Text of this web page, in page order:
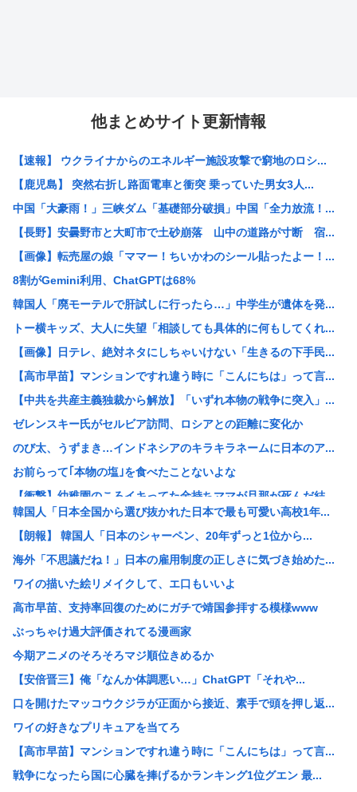
他まとめサイト更新情報
【速報】 ウクライナからのエネルギー施設攻撃で窮地のロシ...
【鹿児島】 突然右折し路面電車と衝突 乗っていた男女3人...
中国「大豪雨！」三峡ダム「基礎部分破損」中国「全力放流！...
【長野】安曇野市と大町市で土砂崩落 山中の道路が寸断 宿...
【画像】転売屋の娘「ママー！ちいかわのシール貼ったよー！...
8割がGemini利用、ChatGPTは68%
韓国人「廃モーテルで肝試しに行ったら…」中学生が遺体を発...
トー横キッズ、大人に失望「相談しても具体的に何もしてくれ...
【画像】日テレ、絶対ネタにしちゃいけない「生きるの下手民...
【高市早苗】マンションですれ違う時に「こんにちは」って言...
【中共を共産主義独裁から解放】「いずれ本物の戦争に突入」...
ゼレンスキー氏がセルビア訪問、ロシアとの距離に変化か
のび太、うずまき…インドネシアのキラキラネームに日本のア...
お前らって｢本物の塩｣を食べたことないよな
【衝撃】幼稚園のころイキってた金持ちママが旦那が死んだ結...
【画像】彼女「ごめーん♡ちょびっツ散らかってるけど上がっ...
【悲報】メディアが使う主語デカ言葉の正体、ガチでこれだっ...
長崎の語り部のお爺ちゃん(84)、学生に『日本も核武装が...
【悲報】弱者中年男性さん、3万払って婚活の練習www
返却査定の厳格化…ソフトバンク、端末2年レンタル改悪へ“...
【悲報】「鶴仙流」とかいう、舞空術の生みの親
【悲報】6日広島・9日長崎に落とされてるのに、よく15日...
【悲報】ワンピース原作者(7年前)「最終回を視野に入れた...
【悲報】若槻千夏さん、変わり果てた姿で発見www
エロ漫画の竿役「あー、一回出すわ」←いやすごすぎるだろw...
【速報】tuki.(17)ちゃん、えちえち色白ボディを公...
「T-800型ドラえもん」にありがちなことwww
韓国人「日本全国から選び抜かれた日本で最も可愛い高校1年...
【朗報】 韓国人「日本のシャーペン、20年ずっと1位から...
海外「不思議だね！」日本の雇用制度の正しさに気づき始めた...
ワイの描いた絵リメイクして、エ口もいいよ
高市早苗、支持率回復のためにガチで靖国参拝する模様www
ぶっちゃけ過大評価されてる漫画家
今期アニメのそろそろマジ順位きめるか
【安倍晋三】俺「なんか体調悪い…」ChatGPT「それや...
口を開けたマッコウクジラが正面から接近、素手で頭を押し返...
ワイの好きなプリキュアを当てろ
【高市早苗】マンションですれ違う時に「こんにちは」って言...
戦争になったら国に心臓を捧げるかランキング1位グエン 最...